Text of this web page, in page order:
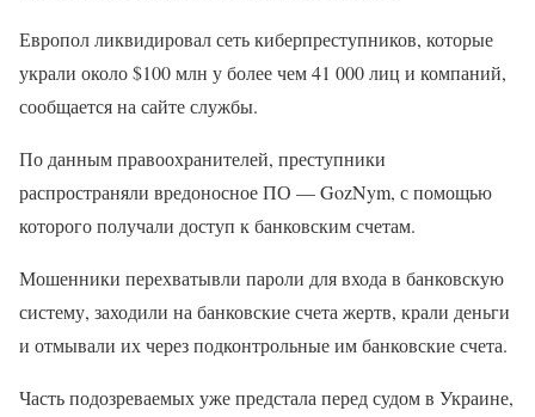
Европол ликвидировал сеть киберпреступников, которые
украли около $100 млн у более чем 41 000 лиц и компаний,
сообщается на сайте службы.
По данным правоохранителей, преступники
распространяли вредоносное ПО — GozNym, с помощью
которого получали доступ к банковским счетам.
Мошенники перехватывли пароли для входа в банковскую
систему, заходили на банковские счета жертв, крали деньги
и отмывали их через подконтрольные им банковские счета.
Часть подозреваемых уже предстала перед судом в Украине,